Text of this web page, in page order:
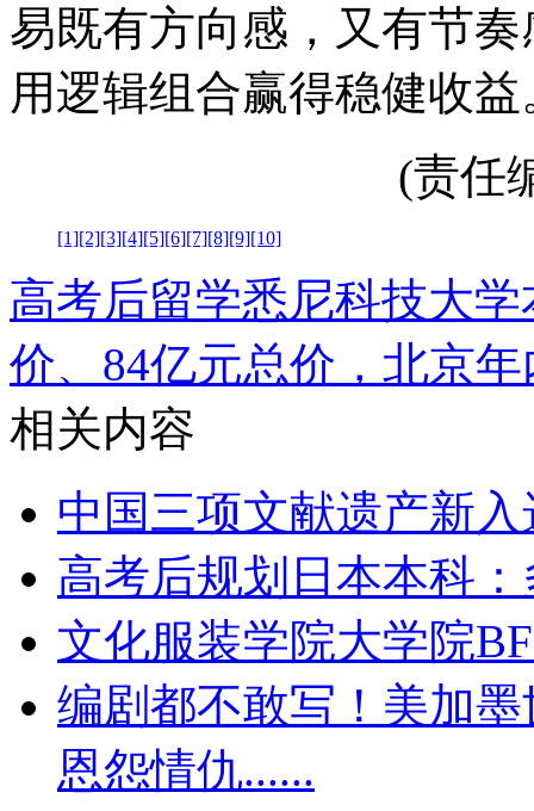
易既有方向感，又有节
用逻辑组合赢得稳健收益
(责任
[1][2][3][4][5][6][7][8][9][10]
高考后留学悉尼科技大
价、84亿元总价，北京
相关内容
中国三项文献遗产新
高考后规划日本本科
文化服装学院大学院
编剧都不敢写！美加
恩怨情仇......